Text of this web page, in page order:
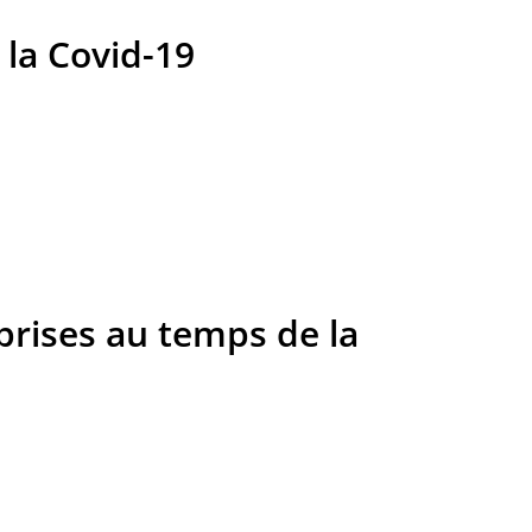
Covid-19
au temps de la